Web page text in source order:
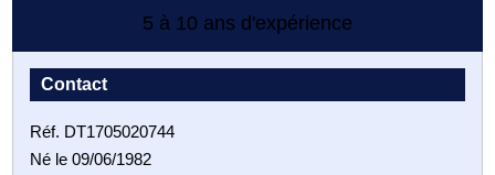
5 à 10 ans d'expérience
Contact
Réf. DT1705020744
Né le 09/06/1982